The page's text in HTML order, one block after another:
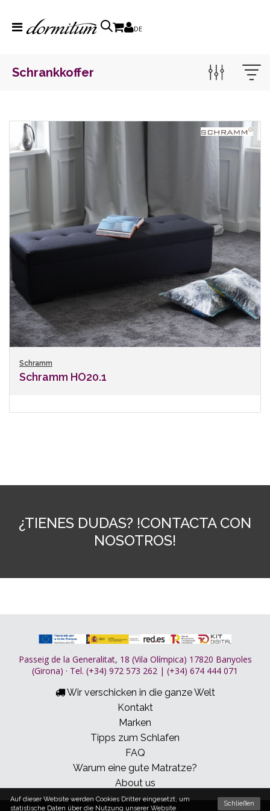
DE
Schrankkoffer
Schramm
Schramm HO20.1
¿TIENES DUDAS? !CONTACTA CON
NOSOTROS!
Passeig de la Generalitat, 18 (Vila Olímpica) 17820 Banyoles
(Girona) · Tel. (+34) 972 573 262 | (+34) 674 444 071
Wir verschicken in die ganze Welt
Kontakt
Marken
Tipps zum Schlafen
FAQ
Warum eine gute Matratze?
About us
Schließen
Auf dieser Website werden Cookies Dritter eingesetzt, um
statistische Daten über die Nutzung unserer Website